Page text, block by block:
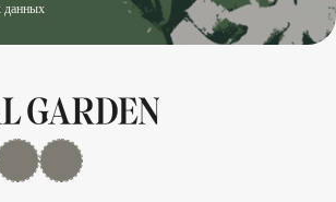
данных
Telegram